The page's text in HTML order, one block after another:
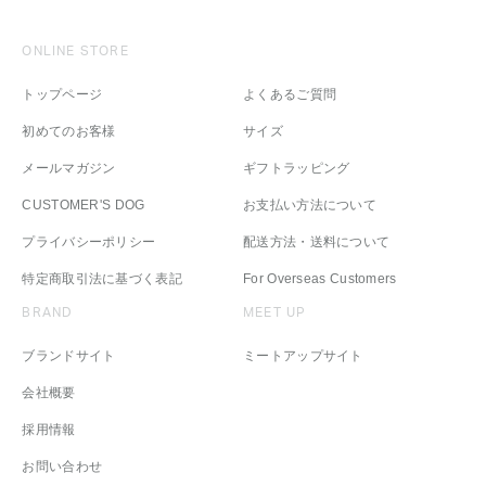
ONLINE STORE
トップページ
初めてのお客様
メールマガジン
CUSTOMER'S DOG
プライバシーポリシー
特定商取引法に基づく表記
よくあるご質問
サイズ
ギフトラッピング
お支払い方法について
配送方法・送料について
For Overseas Customers
BRAND
ブランドサイト
会社概要
採用情報
お問い合わせ
MEET UP
ミートアップサイト